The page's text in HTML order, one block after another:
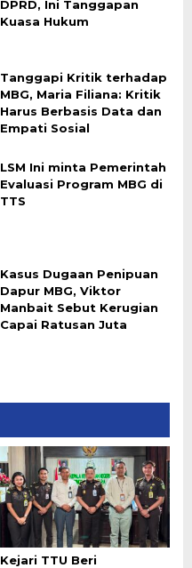
DPRD, Ini Tanggapan
Kuasa Hukum
Tanggapi Kritik terhadap
MBG, Maria Filiana: Kritik
Harus Berbasis Data dan
Empati Sosial
LSM Ini minta Pemerintah
Evaluasi Program MBG di
TTS
Kasus Dugaan Penipuan
Dapur MBG, Viktor
Manbait Sebut Kerugian
Capai Ratusan Juta
Kejari TTU Beri